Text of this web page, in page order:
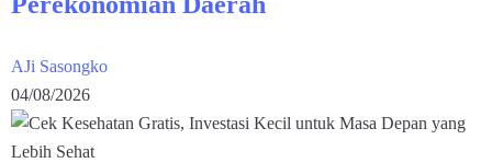
AJi Sasongko
04/08/2026